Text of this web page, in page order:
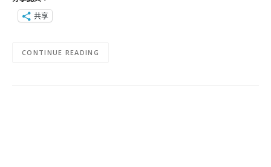
共享
CONTINUE READING